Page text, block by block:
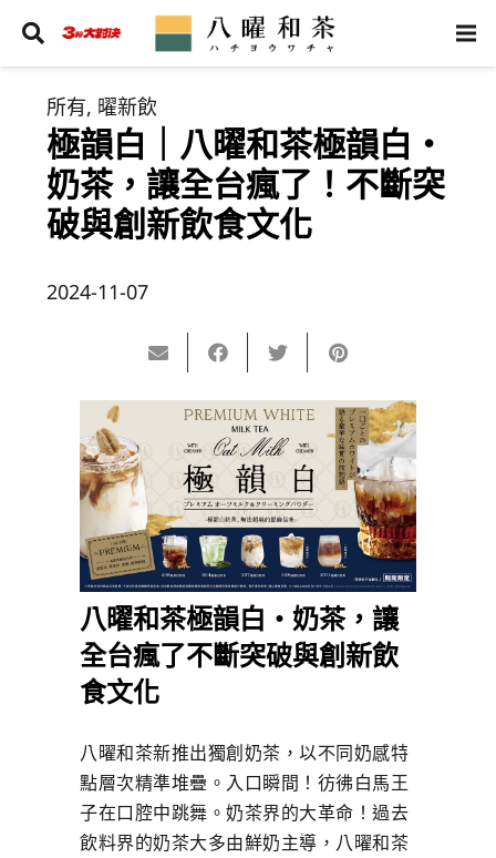
所有, 曜新飲
極韻白｜八曜和茶極韻白‧
奶茶，讓全台瘋了！不斷突
破與創新飲食文化
2024-11-07
八曜和茶極韻白‧奶茶，讓
全台瘋了不斷突破與創新飲
食文化
八曜和茶新推出獨創奶茶，以不同奶感特
點層次精準堆疊。入口瞬間！彷彿白馬王
子在口腔中跳舞。奶茶界的大革命！過去
飲料界的奶茶大多由鮮奶主導，八曜和茶